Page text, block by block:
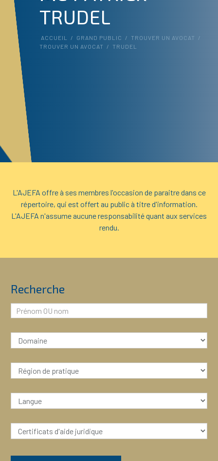
TRUDEL
ACCUEIL / GRAND PUBLIC / TROUVER UN AVOCAT
/
TROUVER UN AVOCAT / TRUDEL
L'AJEFA offre à ses membres l'occasion de paraitre dans ce
répertoire, qui est offert au public à titre d'information.
L'AJEFA n'assume aucune responsabilité quant aux services
rendu.
Recherche